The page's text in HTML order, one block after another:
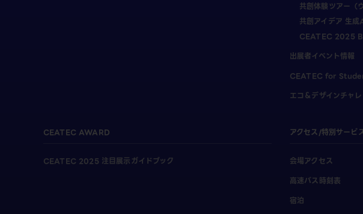
共創体験ツアー（
共創アイデア 生
CEATEC 2025
出展者イベント情報
CEATEC for
エコ＆デザインチャ
CEATEC AWARD
CEATEC 2025 注目展示ガイドブック
アクセス/特別サービ
会場アクセス
高速バス時刻表
宿泊